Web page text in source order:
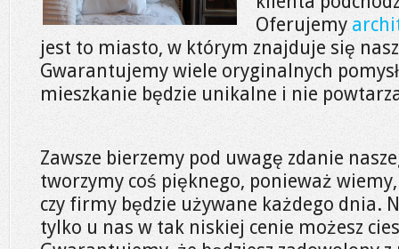
Oferujemy
jest to miasto, w którym znajduje się
Gwarantujemy wiele oryginalnych
mieszkanie będzie unikalne i nie
Zawsze bierzemy pod uwagę zdanie
tworzymy coś pięknego, ponieważ
czy firmy będzie używane każdego dnia.
tylko u nas w tak niskiej cenie możesz